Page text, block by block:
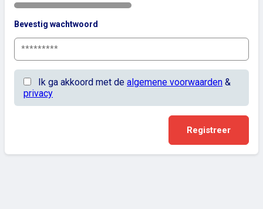
Bevestig wachtwoord
Ik ga akkoord met de algemene voorwaarden &
privacy
Registreer